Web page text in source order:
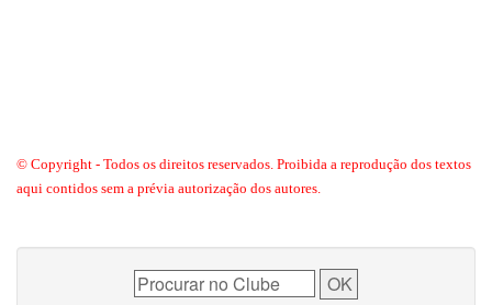
© Copyright - Todos os direitos reservados. Proibida a reprodução dos textos
aqui contidos sem a prévia autorização dos autores.